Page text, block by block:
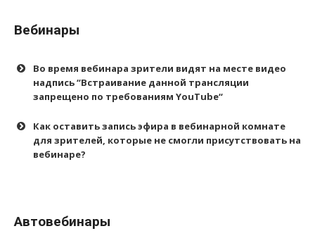
Вебинары
Во время вебинара зрители видят на месте видео
надпись“Встраивание данной трансляции
запрещено по требованиям YouTube“
Как оставить запись эфира в вебинарной комнате
для зрителей, которые не смогли присутствовать на
вебинаре?
Автовебинары